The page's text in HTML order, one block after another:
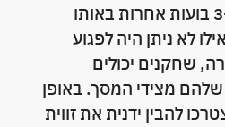
מתחברת לפחות ל -3 בועות אחרות באותו
לא ניתן היה לפגוע
שחקנים יכולים
מצידי המסך. באופן
להבין ידנית את זווית